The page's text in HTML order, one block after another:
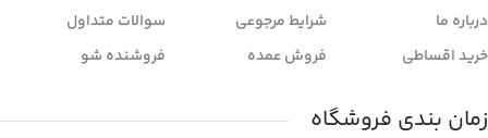
درباره ما
خرید اقساطی
شرایط مرجوعی
فروش عمده
سوالات متداول
فروشنده شو
زمان بندی فروشگاه